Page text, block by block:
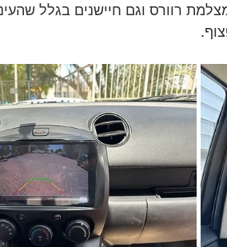
רוורס וגם חיישנים בגלל